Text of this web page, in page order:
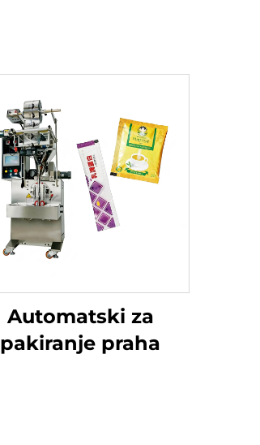
Automatski za
pakiranje praha